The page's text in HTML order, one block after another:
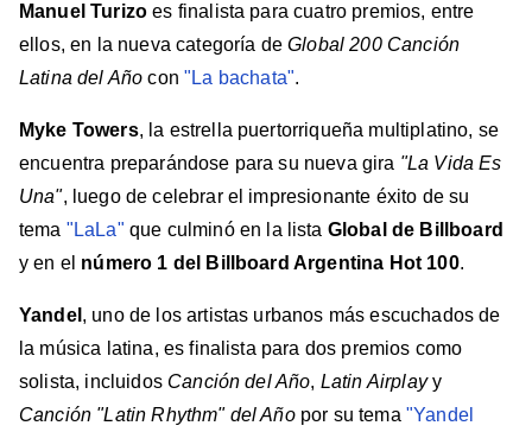
Manuel Turizo es finalista para cuatro premios, entre
ellos, en la nueva categoría deGlobal 200 Canción
Latina del Año con"La bachata".
Myke Towers, la estrella puertorriqueña multiplatino, se
encuentra preparándose para su nueva gira "La Vida Es
Una", luego de celebrar el impresionante éxito de su
tema "LaLa" que culminó en la lista Global de Billboard
y en el número 1 del Billboard Argentina Hot 100.
Yandel , uno de los artistas urbanos más escuchados de
la música latina, es finalista para dos premios como
solista, incluidos Canción del Año, Latin Airplayy
Canción "Latin Rhythm" del Añopor su tema "Yandel